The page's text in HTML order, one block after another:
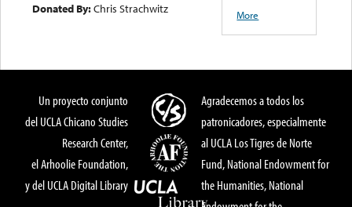
Donated By:Chris Strachwitz More
Un proyecto conjunto
del UCLA Chicano Studies
Research Center,
el Arhoolie Foundation,
y del UCLA Digital Library
Agradecemos a todos los
patronicadores, especialmente
al UCLA Los Tigres de Norte
Fund, National Endowment for
the Humanities, National